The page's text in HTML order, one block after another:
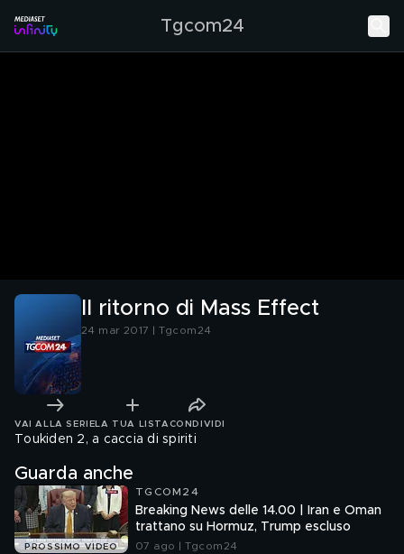
Tgcom24
Il ritorno di Mass Effect
24 mar 2017 | Tgcom24
VAI ALLA SERIE LA TUA LISTA CONDIVIDI
Toukiden 2, a caccia di spiriti
Guarda anche
PROSSIMO VIDEO
TGCOM24
Breaking News delle 14.00 | Iran e Oman
trattano su Hormuz, Trump escluso
07 ago | Tgcom24